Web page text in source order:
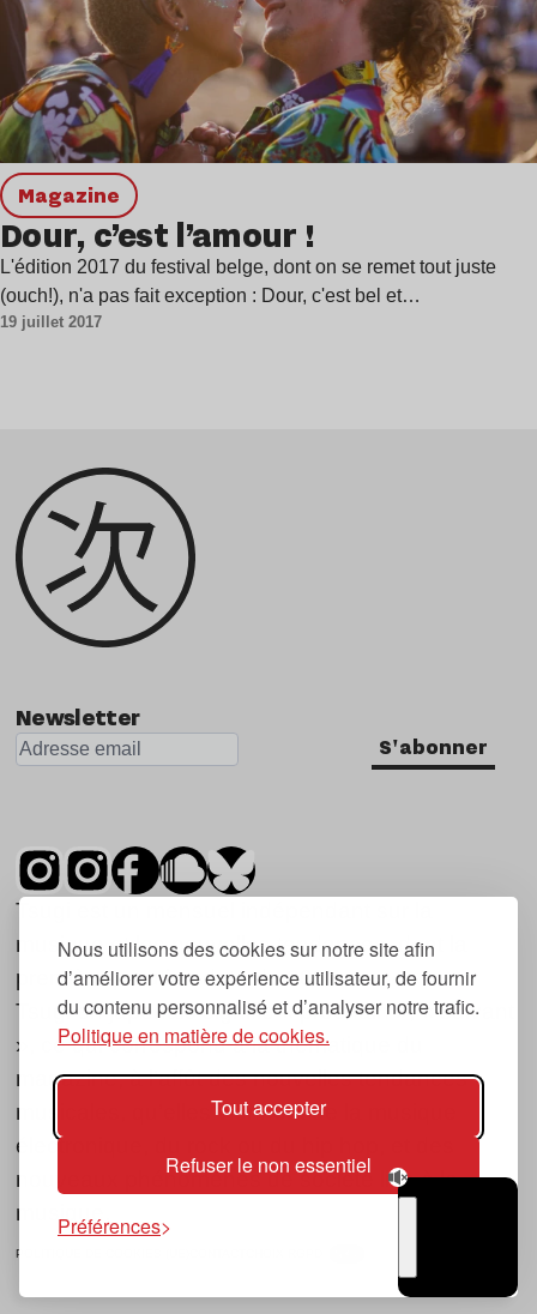
Nous utilisons des cookies sur notre site afin
d’améliorer votre expérience utilisateur, de fournir
du contenu personnalisé et d’analyser notre trafic.
Politique en matière de cookies.
Tout accepter
Refuser le non essentiel
Préférences
magazine
Dour, c’est l’amour !
L'édition 2017 du festival belge, dont on se remet tout juste
(ouch!), n'a pas fait exception : Dour, c'est bel et…
19 juillet 2017
Newsletter
S'abonner
Tsugi est un mensuel indépendant sur la
musique et les nouvelles tendances, dont la
première parution date de 2007.
Tsugi en japonais signifie « prochain », « suivant
», ce qui correspond à la thématique du
magazine, à l’affût des nouvelles tendances
musicales, qu’elles viennent de la musique
électronique, du rock ou du hip hop, et des
nouveaux phénomènes de société liés à la
musique.
POLITIQUE DE COOKIES (UE)